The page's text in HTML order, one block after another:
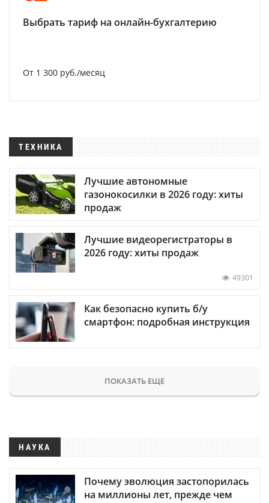
Выбрать тариф на онлайн-бухгалтерию
От 1 300 руб./месяц
ТЕХНИКА
Лучшие автономные
газонокосилки в 2026 году: хиты
продаж
Лучшие видеорегистраторы в
2026 году: хиты продаж
49301
Как безопасно купить б/у
смартфон: подробная инструкция
ПОКАЗАТЬ ЕЩЕ
НАУКА
Почему эволюция застопорилась
на миллионы лет, прежде чем